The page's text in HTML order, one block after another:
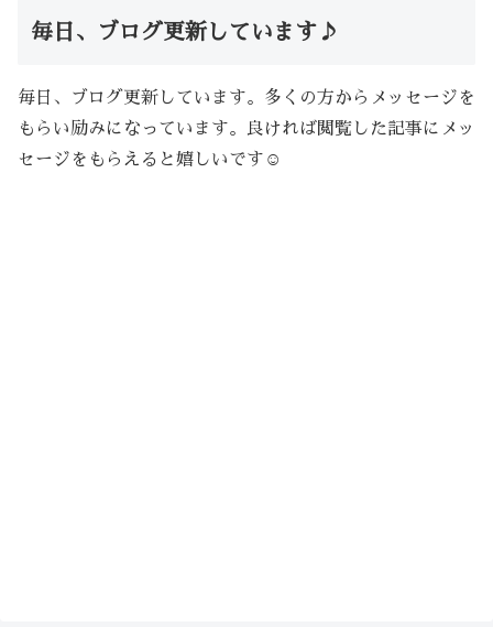
毎日、ブログ更新しています♪
毎日、ブログ更新しています。多くの方からメッセージを
もらい励みになっています。良ければ閲覧した記事にメッ
セージをもらえると嬉しいです☺